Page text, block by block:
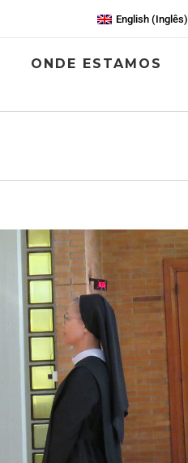
English (Inglês)
ONDE ESTAMOS